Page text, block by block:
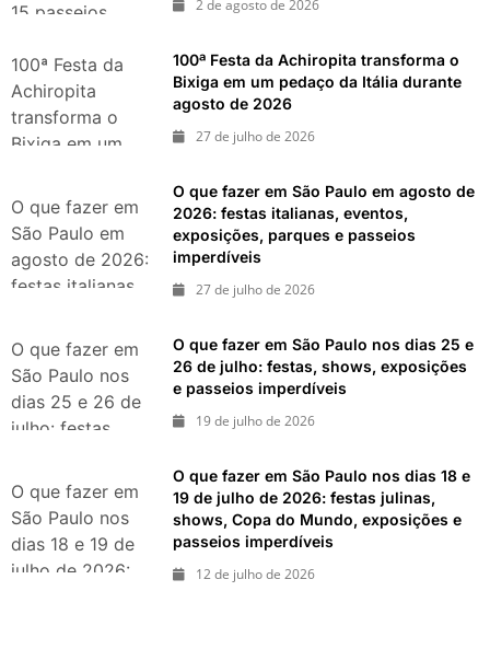
15 passeios
dias 8 e 9 de
agosto de 2026
2 de agosto de 2026
100ª Festa da
Achiropita
transforma o
Bixiga em um
durante agosto
de 2026
100ª Festa da Achiropita transforma o
Bixiga em um pedaço da Itália durante
agosto de 2026
27 de julho de 2026
O que fazer em
São Paulo em
agosto de 2026:
festas italianas,
exposições,
parques e
passeios
imperdíveis
O que fazer em São Paulo em agosto de
2026: festas italianas, eventos,
exposições, parques e passeios
imperdíveis
27 de julho de 2026
O que fazer em
São Paulo nos
dias 25 e 26 de
julho: festas,
exposições e
passeios
imperdíveis
O que fazer em São Paulo nos dias 25 e
26 de julho: festas, shows, exposições
e passeios imperdíveis
19 de julho de 2026
O que fazer em
São Paulo nos
dias 18 e 19 de
julho de 2026:
O que fazer em São Paulo nos dias 18 e
19 de julho de 2026: festas julinas,
shows, Copa do Mundo, exposições e
passeios imperdíveis
12 de julho de 2026